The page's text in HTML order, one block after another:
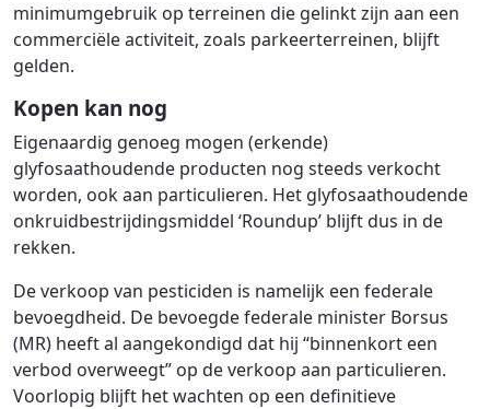
minimumgebruik op terreinen die gelinkt zijn aan een
commerciële activiteit, zoals parkeerterreinen, blijft
gelden.
Kopen kan nog
Eigenaardig genoeg mogen (erkende)
glyfosaathoudende producten nog steeds verkocht
worden, ook aan particulieren. Het glyfosaathoudende
onkruidbestrijdingsmiddel ‘Roundup’ blijft dus in de
rekken.
De verkoop van pesticiden is namelijk een federale
bevoegdheid. De bevoegde federale minister Borsus
(MR) heeft al aangekondigd dat hij “binnenkort een
verbod overweegt” op de verkoop aan particulieren.
Voorlopig blijft het wachten op een definitieve